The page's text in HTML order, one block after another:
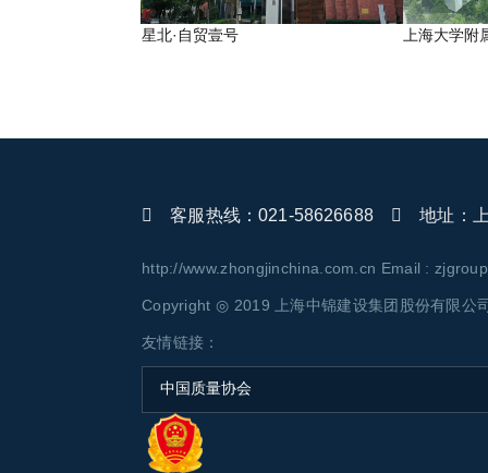
星北·自贸壹号 上海大学附
客服热线：021-58626688 地址：上
http://www.zhongjinchina.com.cn Email :
Copyright ◎ 2019 上海中锦建设集团股份有限公
友情链接：